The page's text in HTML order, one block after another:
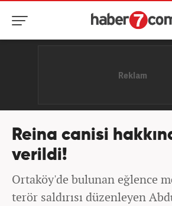
Reina canisi
verildi!
Ortaköy'de bulunan eğlence
terör saldırısı düzenleyen